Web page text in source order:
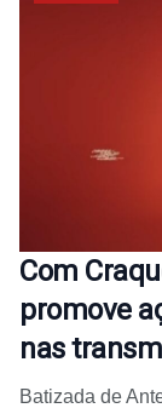
Com
promove
nas
Batizada de